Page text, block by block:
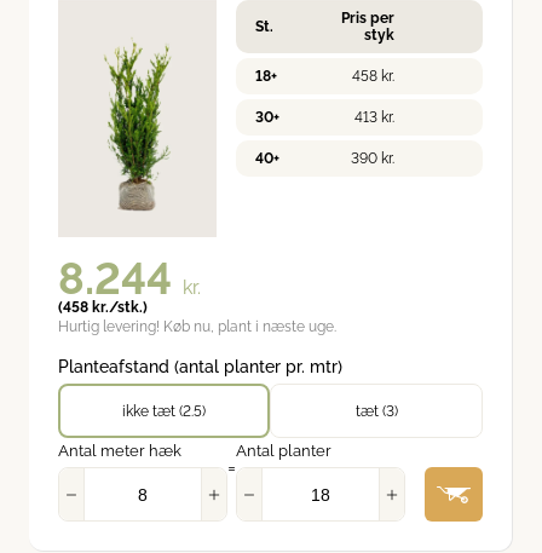
St.
Pris per
styk
18+ 458 kr.
30+ 413 kr.
40+ 390 kr.
Planteafstand (antal planter pr. mtr)
ikke tæt (2.5) tæt (3)
Antal meter hæk
=
Antal planter
8.244 kr.
(458 kr./stk.)
Hurtig levering! Køb nu, plant i næste uge.